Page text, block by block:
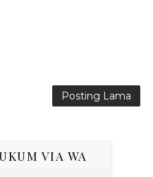
Posting Lama
VIA WA